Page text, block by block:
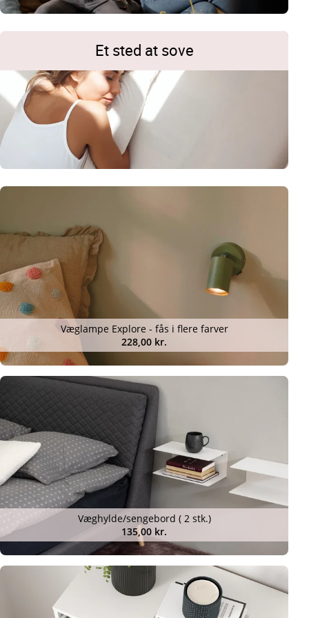
Et sted at sove
Væglampe Explore - fås i flere farver
228,00 kr.
Væghylde/sengebord ( 2 stk.)
135,00 kr.